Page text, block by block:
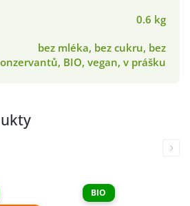
0.6 kg
bez mléka, bez cukru, bez
BIO, vegan, v prášku
BIO
Next